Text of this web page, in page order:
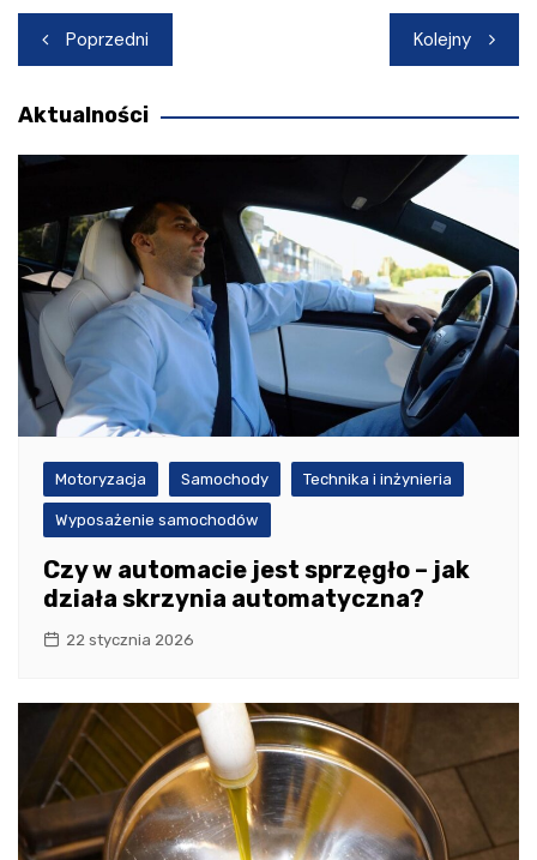
Nawigacja
wpisu
Poprzedni Kolejny
Aktualności
Motoryzacja Samochody Technika i inżynieria
Wyposażenie samochodów
Czy w automacie jest sprzęgło – jak
działa skrzynia automatyczna?
22 stycznia 2026